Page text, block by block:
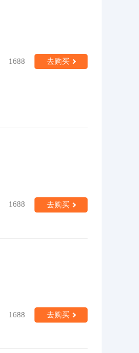
1688 去购买
1688 去购买
1688 去购买